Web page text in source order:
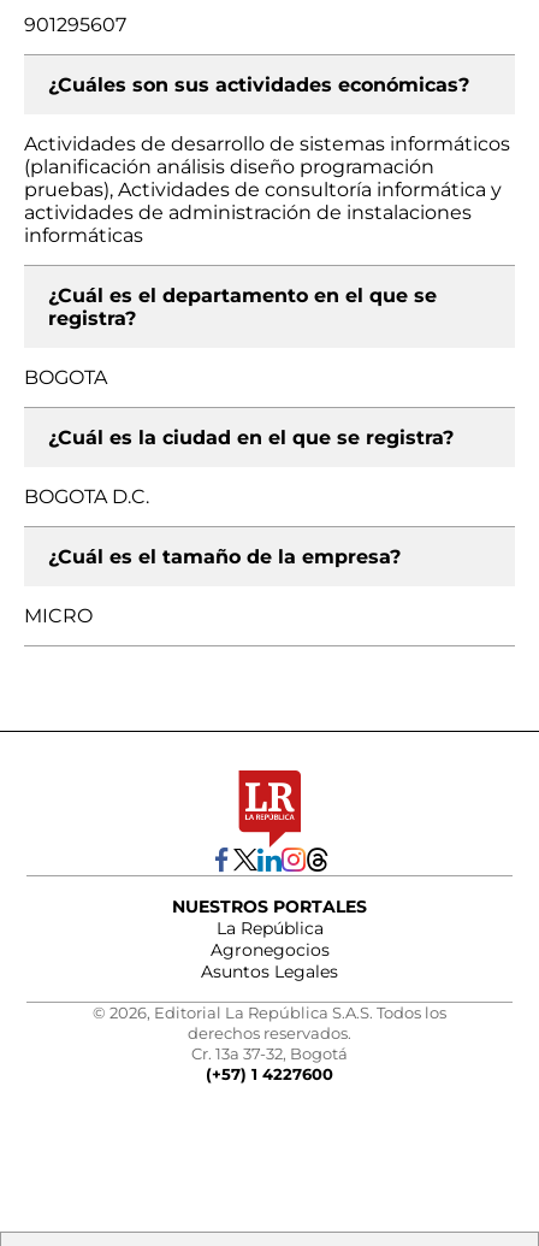
901295607
¿Cuáles son sus actividades económicas?
Actividades de desarrollo de sistemas informáticos
(planificación análisis diseño programación
pruebas), Actividades de consultoría informática y
actividades de administración de instalaciones
informáticas
¿Cuál es el departamento en el que se
registra?
BOGOTA
¿Cuál es la ciudad en el que se registra?
BOGOTA D.C.
¿Cuál es el tamaño de la empresa?
MICRO
NUESTROS PORTALES
La República
Agronegocios
Asuntos Legales
© 2026, Editorial La República S.A.S. Todos los
derechos reservados.
Cr. 13a 37-32, Bogotá
(+57) 1 4227600